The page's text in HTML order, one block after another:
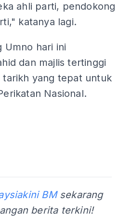
ahli parti, pendokong
katanya lagi.
Umno hari ini
dan majlis tertinggi
yang tepat untuk
Nasional.
BMsekarang
berita terkini!